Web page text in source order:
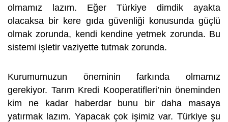
olmamız lazım. Eğer Türkiye dimdik ayakta
olacaksa bir kere gıda güvenliği konusunda güçlü
olmak zorunda, kendi kendine yetmek zorunda. Bu
sistemi işletir vaziyette tutmak zorunda.
Kurumumuzun öneminin farkında olmamız
gerekiyor. Tarım Kredi Kooperatifleri’nin öneminden
kim ne kadar haberdar bunu bir daha masaya
yatırmak lazım. Yapacak çok işimiz var. Türkiye şu